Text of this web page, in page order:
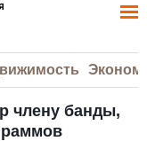
члену банды,